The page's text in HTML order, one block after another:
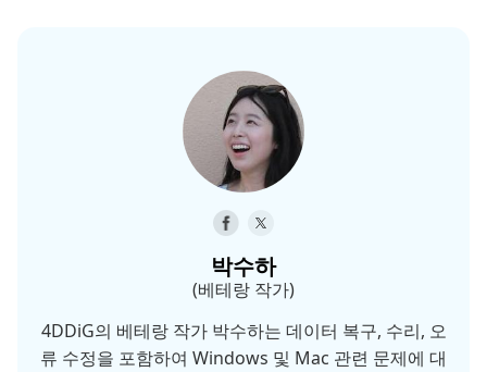
박수하
(베테랑 작가)
4DDiG의 베테랑 작가 박수하는 데이터 복구, 수리, 오
류 수정을 포함하여 Windows 및 Mac 관련 문제에 대